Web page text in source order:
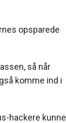
opsparede
så når
komme ind i
hackere kunne